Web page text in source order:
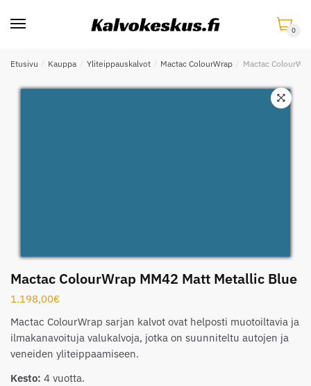
0
Etusivu / Kauppa / Yliteippauskalvot / Mactac ColourWrap / Mactac
Mactac ColourWrap MM42 Matt Metallic Blue
1.198,00€
Mactac ColourWrap sarjan kalvot ovat helposti muotoiltavia ja
ilmakanavoituja valukalvoja, jotka on suunniteltu autojen ja
veneiden yliteippaamiseen.
Kesto: 4 vuotta.